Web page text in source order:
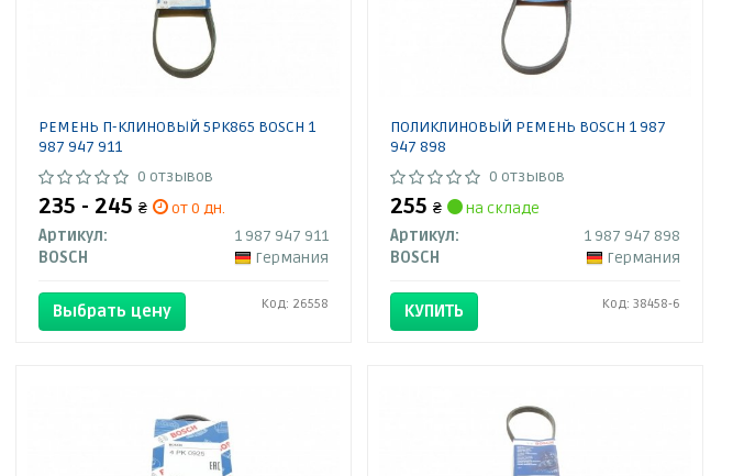
РЕМЕНЬ П-КЛИНОВЫЙ 5PK865 BOSCH 1
987 947 911
0 отзывов
235 - 245₴
от 0 дн.
Артикул:
1 987 947 911
BOSCH
Германия
Выбрать цену Код: 26558
ПОЛИКЛИНОВЫЙ РЕМЕНЬ BOSCH 1 987
947 898
0 отзывов
255₴
на складе
Артикул:
1 987 947 898
BOSCH
Германия
КУПИТЬ Код: 38458-6